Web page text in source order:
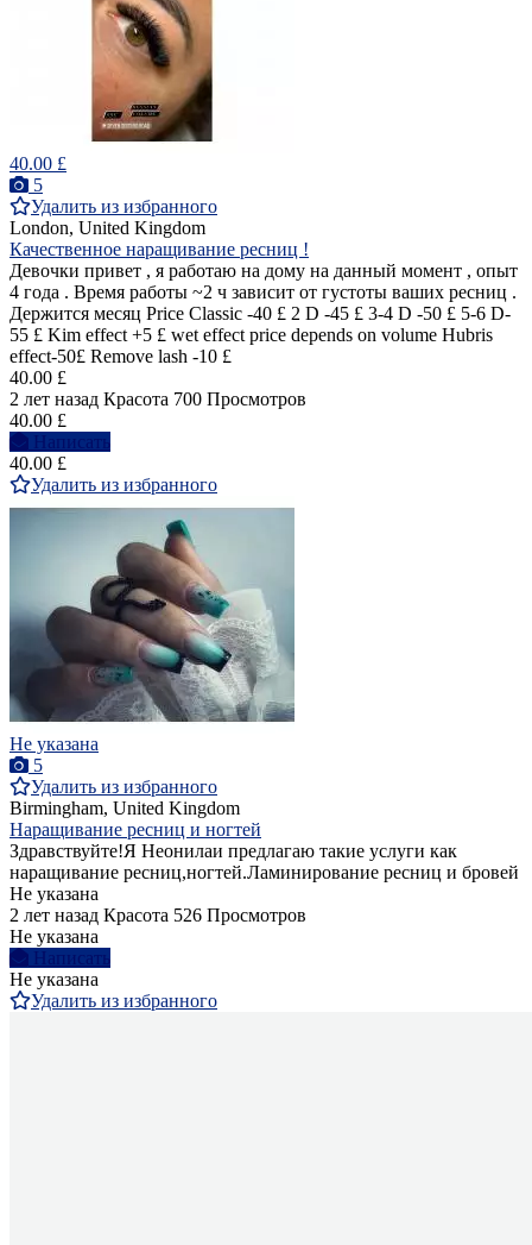
40.00 £
5
Удалить из избранного
London, United Kingdom
Качественное наращивание ресниц !
Девочки привет , я работаю на дому на данный момент , опыт
4 года . Время работы ~2 ч зависит от густоты ваших ресниц .
Держится месяц Price Classic -40 £ 2 D -45 £ 3-4 D -50 £ 5-6 D-
55 £ Kim effect +5 £ wet effect price depends on volume Hubris
effect-50£ Remove lash -10 £
40.00 £
2 лет назад Красота 700 Просмотров
40.00 £
Написать
40.00 £
Удалить из избранного
Не указана
5
Удалить из избранного
Birmingham, United Kingdom
Наращивание ресниц и ногтей
Здравствуйте!Я Неонилаи предлагаю такие услуги как
наращивание ресниц,ногтей.Ламинирование ресниц и бровей
Не указана
2 лет назад Красота 526 Просмотров
Не указана
Написать
Не указана
Удалить из избранного